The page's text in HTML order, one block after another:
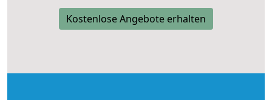
Kostenlose Angebote erhalten